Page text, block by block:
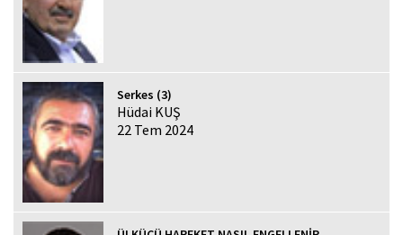
Serkes (3)
Hüdai KUŞ
22 Tem 2024